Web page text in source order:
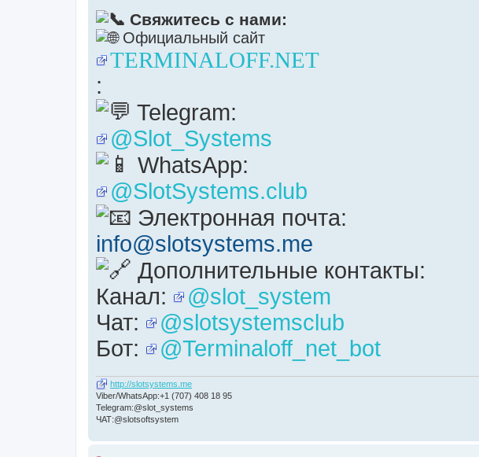
Свяжитесь с нами:
Официальный сайт
TERMINALOFF.NET
:
Telegram:
@Slot_Systems
WhatsApp:
@SlotSystems.club
Электронная почта:
info@slotsystems.me
Дополнительные контакты:
Канал:
@slot_system
Чат:
@slotsystemsclub
Бот:
@Terminaloff_net_bot
http://slotsystems.me
Viber/WhatsApp:+1 (707) 408 18 95
Telegram:@slot_systems
ЧАТ:@slotsoftsystem